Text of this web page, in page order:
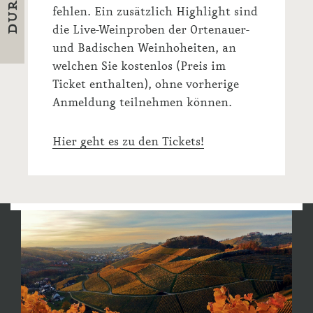
fehlen. Ein zusätzlich Highlight sind
die Live-Weinproben der Ortenauer-
und Badischen Weinhoheiten, an
welchen Sie kostenlos (Preis im
Ticket enthalten), ohne vorherige
Anmeldung teilnehmen können.
Hier geht es zu den Tickets!